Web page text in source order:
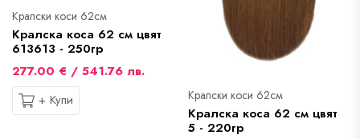
Кралски коси 62см
Кралска коса 62 см цвят
613613 - 250гр
277.00 € / 541.76 лв.
+ Купи
Кралски коси 62см
Кралска коса 62 см цвят
5 - 220гр